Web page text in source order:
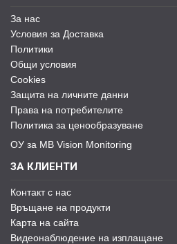
За нас
Условия за Доставка
Политики
Общи условия
Cookies
Защита на личните данни
Права на потребителите
Политика за ценообразуване
ОУ за MB Vision Monitoring
ЗА КЛИЕНТИ
Контакт с нас
Връщане на продукти
Карта на сайта
Видеонаблюдение на изплащане